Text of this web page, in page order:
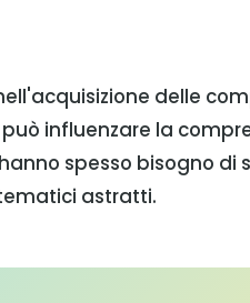
delle
influenzare la
spesso bisogno di
astratti.